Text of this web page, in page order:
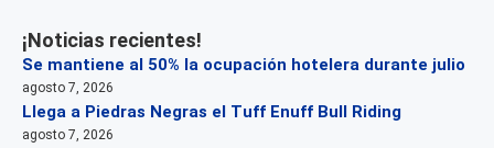
¡Noticias recientes!
Se mantiene al 50% la ocupación hotelera durante julio
agosto 7, 2026
Llega a Piedras Negras el Tuff Enuff Bull Riding
agosto 7, 2026